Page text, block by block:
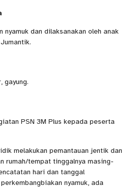
nyamuk dan dilaksanakan oleh anak
gayung.
PSN 3M Plus kepada peserta
melakukan pemantauan jentik dan
rumah/tempat tinggalnya masing-
hari dan tanggal
nyamuk, ada